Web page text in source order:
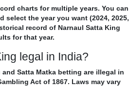
charts for multiple years. You can
select the year you want (2024, 2025,
record of Narnaul Satta King
for that year.
legal in India?
Satta Matka betting are illegal in
Act of 1867. Laws may vary